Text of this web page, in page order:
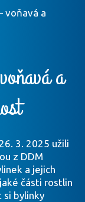
voňavá a
a
3. 2025 užili
z DDM
a jejich
části rostlin
si bylinky